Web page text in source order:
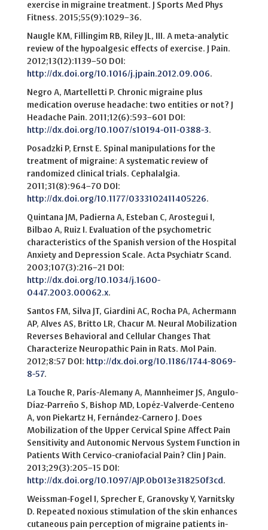
exercise in migraine treatment. J Sports Med Phys
Fitness. 2015;55(9):1029–36.
Naugle KM, Fillingim RB, Riley JL, III. A meta-analytic
review of the hypoalgesic effects of exercise. J Pain.
2012;13(12):1139–50 DOI:
http://dx.doi.org/10.1016/j.jpain.2012.09.006.
Negro A, Martelletti P. Chronic migraine plus
medication overuse headache: two entities or not? J
Headache Pain. 2011;12(6):593–601 DOI:
http://dx.doi.org/10.1007/s10194-011-0388-3.
Posadzki P, Ernst E. Spinal manipulations for the
treatment of migraine: A systematic review of
randomized clinical trials. Cephalalgia.
2011;31(8):964–70 DOI:
http://dx.doi.org/10.1177/0333102411405226.
Quintana JM, Padierna A, Esteban C, Arostegui I,
Bilbao A, Ruiz I. Evaluation of the psychometric
characteristics of the Spanish version of the Hospital
Anxiety and Depression Scale. Acta Psychiatr Scand.
2003;107(3):216–21 DOI:
http://dx.doi.org/10.1034/j.1600-
0447.2003.00062.x.
Santos FM, Silva JT, Giardini AC, Rocha PA, Achermann
AP, Alves AS, Britto LR, Chacur M. Neural Mobilization
Reverses Behavioral and Cellular Changes That
Characterize Neuropathic Pain in Rats. Mol Pain.
2012;8:57 DOI: http://dx.doi.org/10.1186/1744-8069-
8-57.
La Touche R, París-Alemany A, Mannheimer JS, Angulo-
Díaz-Parreño S, Bishop MD, Lopéz-Valverde-Centeno
A, von Piekartz H, Fernández-Carnero J. Does
Mobilization of the Upper Cervical Spine Affect Pain
Sensitivity and Autonomic Nervous System Function in
Patients With Cervico-craniofacial Pain? Clin J Pain.
2013;29(3):205–15 DOI:
http://dx.doi.org/10.1097/AJP.0b013e318250f3cd .
Weissman-Fogel I, Sprecher E, Granovsky Y, Yarnitsky
D. Repeated noxious stimulation of the skin enhances
cutaneous pain perception of migraine patients in-